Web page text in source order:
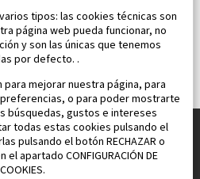
tipos: las cookies técnicas son
página web pueda funcionar, no
y son las únicas que tenemos
por defecto. .
mejorar nuestra página, para
o para poder mostrarte
búsquedas, gustos e intereses
todas estas cookies pulsando el
pulsando el botón RECHAZAR o
apartado CONFIGURACIÓN DE
COOKIES.